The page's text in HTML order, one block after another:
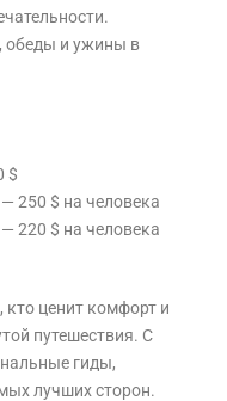
обеды и ужины в
$
250 $ на человека
220 $ на человека
кто ценит комфорт и
путешествия. С
гиды,
лучших сторон.